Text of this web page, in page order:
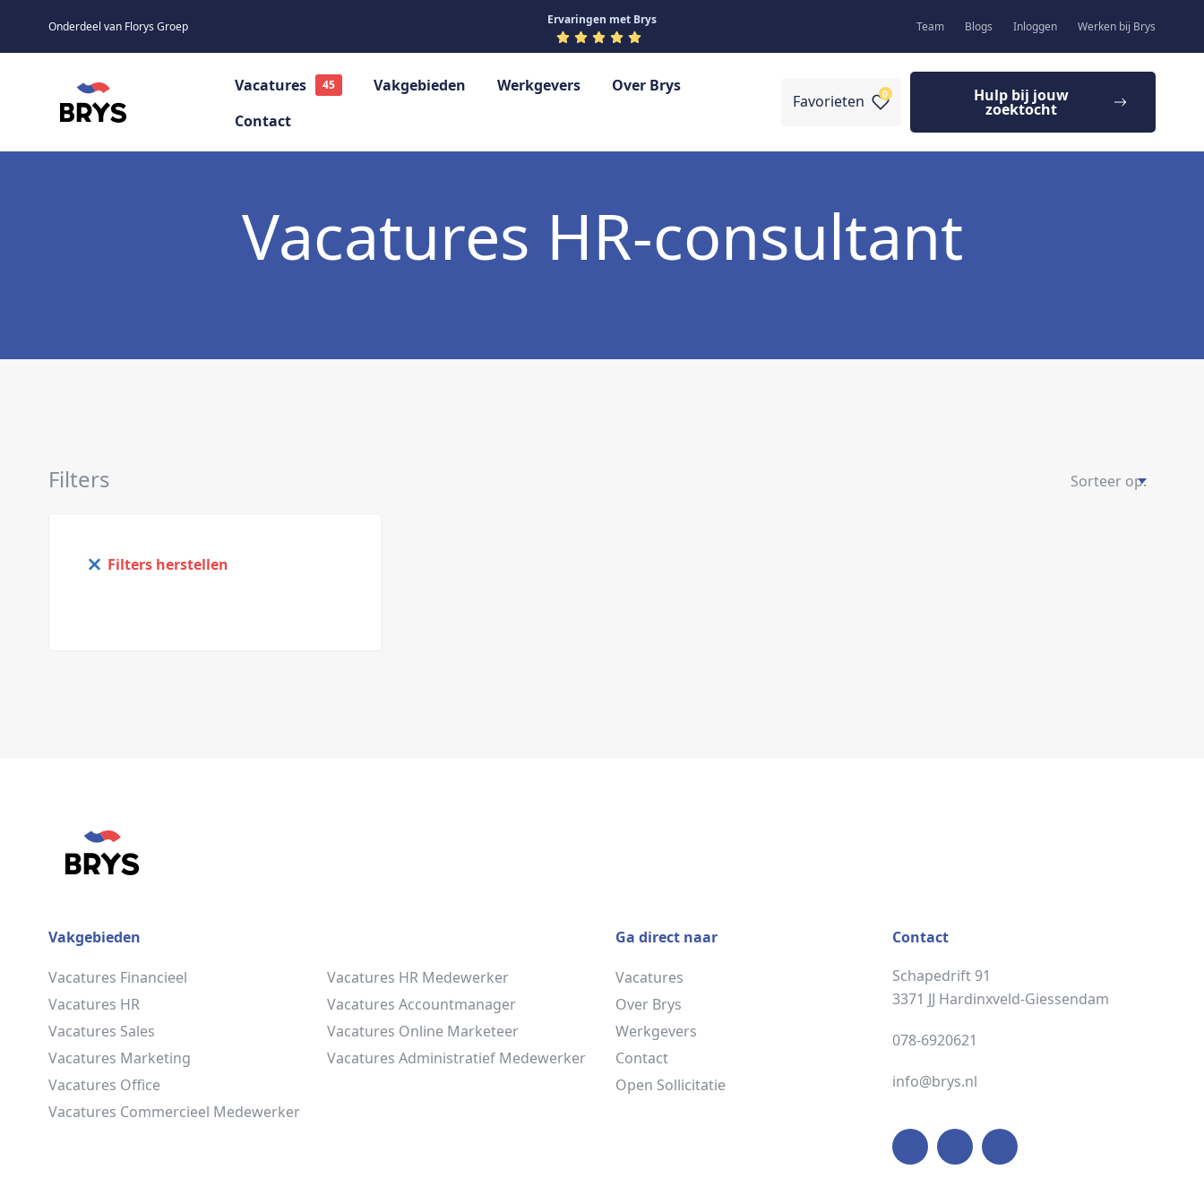
Onderdeel van Florys Groep Ervaringen met Brys Team Blogs Inloggen Werken bij Brys
Vacatures Vakgebieden
Sales
Financieel
Office
Management
Werkgevers
Werving en Selectie Detacheren
Over Brys
Contact
Favorieten 0 Hulp bij jouw
zoektocht
Vacatures HR-consultant
Filters Sorteer op:
Filters herstellen
Vakgebieden
Vacatures Financieel
Vacatures HR
Vacatures Sales
Vacatures Marketing
Vacatures Office
Vacatures Commercieel Medewerker
Vacatures HR Medewerker
Vacatures Accountmanager
Vacatures Online Marketeer
Vacatures Administratief Medewerker
Ga direct naar
Vacatures
Over Brys
Werkgevers
Contact
Open Sollicitatie
Contact
Schapedrift 91
3371 JJ Hardinxveld-Giessendam
078-6920621
info@brys.nl